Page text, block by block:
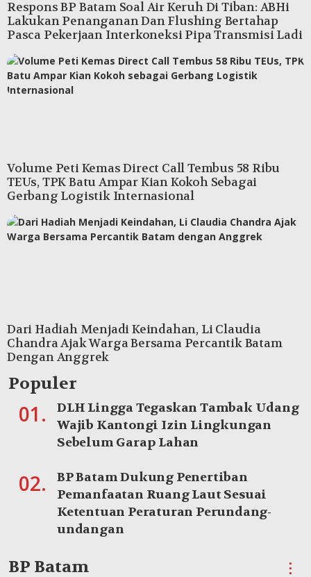
Respons BP Batam Soal Air Keruh Di Tiban: ABHi
Lakukan Penanganan Dan Flushing Bertahap
Pasca Pekerjaan Interkoneksi Pipa Transmisi Ladi
Volume Peti Kemas Direct Call Tembus 58 Ribu
TEUs, TPK Batu Ampar Kian Kokoh Sebagai
Gerbang Logistik Internasional
Dari Hadiah Menjadi Keindahan, Li Claudia
Chandra Ajak Warga Bersama Percantik Batam
Dengan Anggrek
Populer
01.
DLH Lingga Tegaskan Tambak Udang
Wajib Kantongi Izin Lingkungan
Sebelum Garap Lahan
02.
BP Batam Dukung Penertiban
Pemanfaatan Ruang Laut Sesuai
Ketentuan Peraturan Perundang-
undangan
BP Batam ⋮